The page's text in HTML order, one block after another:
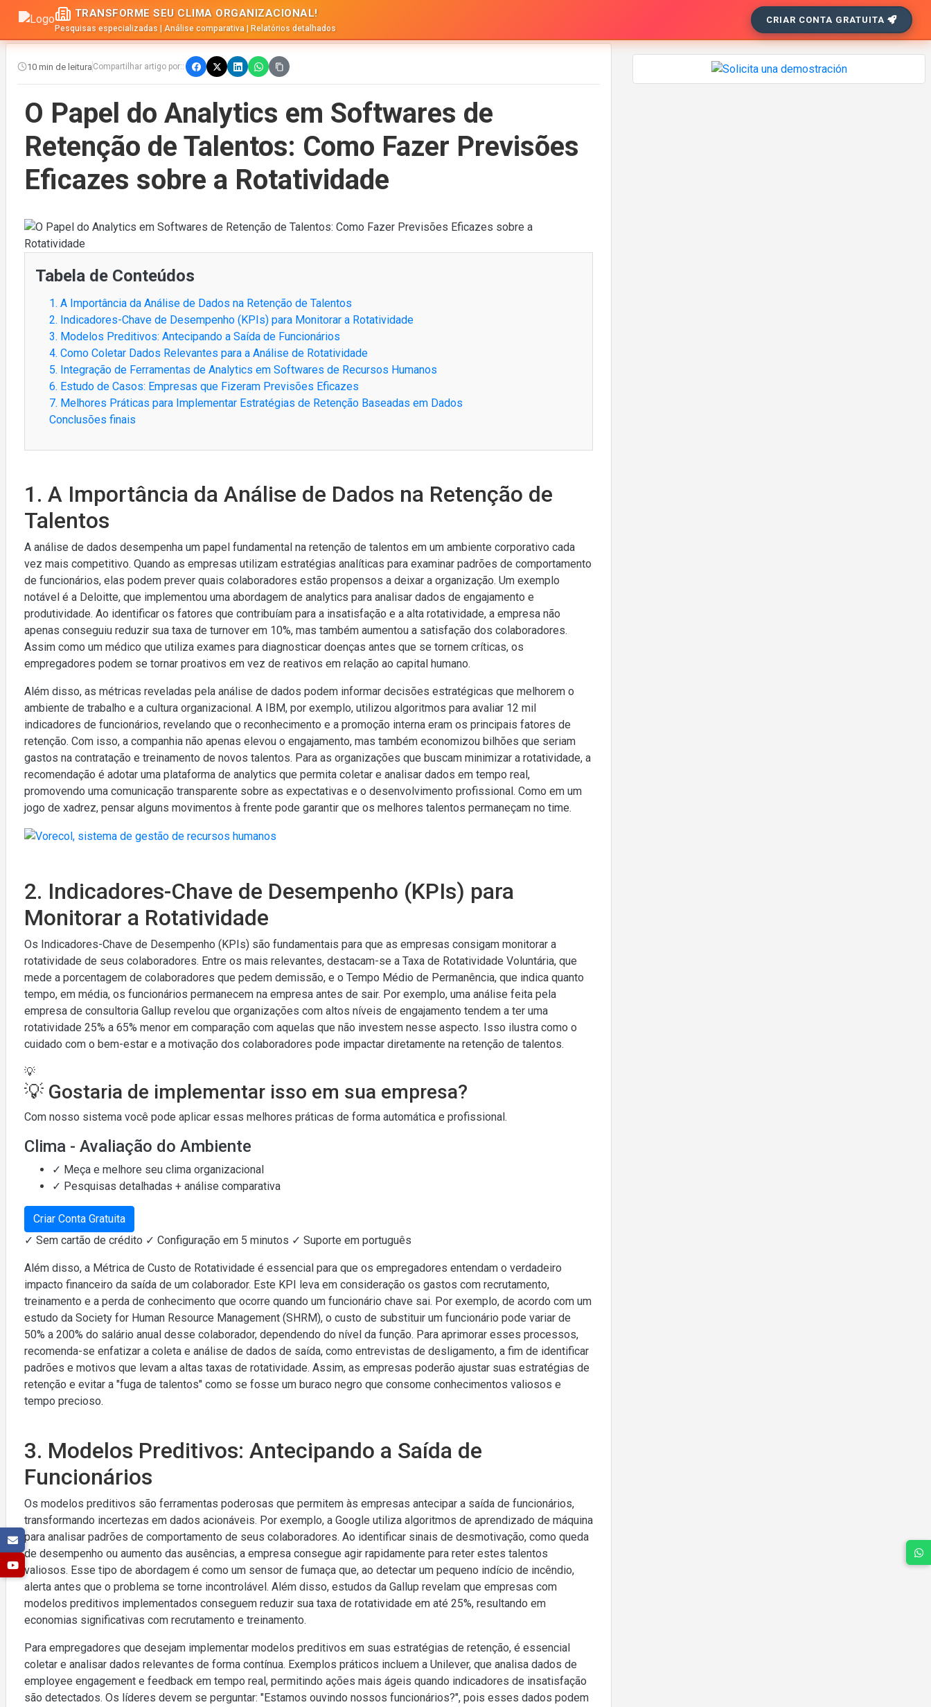
TRANSFORME SEU CLIMA ORGANIZACIONAL!
Pesquisas especializadas | Análise comparativa | Relatórios detalhados
CRIAR CONTA GRATUITA
10 min de leitura Compartilhar artigo por::
O Papel do Analytics em Softwares de
Retenção de Talentos: Como Fazer Previsões
Eficazes sobre a Rotatividade
Tabela de Conteúdos
1. A Importância da Análise de Dados na Retenção de Talentos
2. Indicadores-Chave de Desempenho (KPIs) para Monitorar a Rotatividade
3. Modelos Preditivos: Antecipando a Saída de Funcionários
4. Como Coletar Dados Relevantes para a Análise de Rotatividade
5. Integração de Ferramentas de Analytics em Softwares de Recursos Humanos
6. Estudo de Casos: Empresas que Fizeram Previsões Eficazes
7. Melhores Práticas para Implementar Estratégias de Retenção Baseadas em Dados
Conclusões finais
1. A Importância da Análise de Dados na Retenção de
Talentos
A análise de dados desempenha um papel fundamental na retenção de talentos em um ambiente corporativo cada
vez mais competitivo. Quando as empresas utilizam estratégias analíticas para examinar padrões de comportamento
de funcionários, elas podem prever quais colaboradores estão propensos a deixar a organização. Um exemplo
notável é a Deloitte, que implementou uma abordagem de analytics para analisar dados de engajamento e
produtividade. Ao identificar os fatores que contribuíam para a insatisfação e a alta rotatividade, a empresa não
apenas conseguiu reduzir sua taxa de turnover em 10%, mas também aumentou a satisfação dos colaboradores.
Assim como um médico que utiliza exames para diagnosticar doenças antes que se tornem críticas, os
empregadores podem se tornar proativos em vez de reativos em relação ao capital humano.
Além disso, as métricas reveladas pela análise de dados podem informar decisões estratégicas que melhorem o
ambiente de trabalho e a cultura organizacional. A IBM, por exemplo, utilizou algoritmos para avaliar 12 mil
indicadores de funcionários, revelando que o reconhecimento e a promoção interna eram os principais fatores de
retenção. Com isso, a companhia não apenas elevou o engajamento, mas também economizou bilhões que seriam
gastos na contratação e treinamento de novos talentos. Para as organizações que buscam minimizar a rotatividade, a
recomendação é adotar uma plataforma de analytics que permita coletar e analisar dados em tempo real,
promovendo uma comunicação transparente sobre as expectativas e o desenvolvimento profissional. Como em um
jogo de xadrez, pensar alguns movimentos à frente pode garantir que os melhores talentos permaneçam no time.
2. Indicadores-Chave de Desempenho (KPIs) para
Monitorar a Rotatividade
Os Indicadores-Chave de Desempenho (KPIs) são fundamentais para que as empresas consigam monitorar a
rotatividade de seus colaboradores. Entre os mais relevantes, destacam-se a Taxa de Rotatividade Voluntária, que
mede a porcentagem de colaboradores que pedem demissão, e o Tempo Médio de Permanência, que indica quanto
tempo, em média, os funcionários permanecem na empresa antes de sair. Por exemplo, uma análise feita pela
empresa de consultoria Gallup revelou que organizações com altos níveis de engajamento tendem a ter uma
rotatividade 25% a 65% menor em comparação com aquelas que não investem nesse aspecto. Isso ilustra como o
cuidado com o bem-estar e a motivação dos colaboradores pode impactar diretamente na retenção de talentos.
💡
💡 Gostaria de implementar isso em sua empresa?
Com nosso sistema você pode aplicar essas melhores práticas de forma automática e profissional.
Clima - Avaliação do Ambiente
✓ Meça e melhore seu clima organizacional
✓ Pesquisas detalhadas + análise comparativa
Criar Conta Gratuita
✓ Sem cartão de crédito ✓ Configuração em 5 minutos ✓ Suporte em português
Além disso, a Métrica de Custo de Rotatividade é essencial para que os empregadores entendam o verdadeiro
impacto financeiro da saída de um colaborador. Este KPI leva em consideração os gastos com recrutamento,
treinamento e a perda de conhecimento que ocorre quando um funcionário chave sai. Por exemplo, de acordo com um
estudo da Society for Human Resource Management (SHRM), o custo de substituir um funcionário pode variar de
50% a 200% do salário anual desse colaborador, dependendo do nível da função. Para aprimorar esses processos,
recomenda-se enfatizar a coleta e análise de dados de saída, como entrevistas de desligamento, a fim de identificar
padrões e motivos que levam a altas taxas de rotatividade. Assim, as empresas poderão ajustar suas estratégias de
retenção e evitar a "fuga de talentos" como se fosse um buraco negro que consome conhecimentos valiosos e
tempo precioso.
3. Modelos Preditivos: Antecipando a Saída de
Funcionários
Os modelos preditivos são ferramentas poderosas que permitem às empresas antecipar a saída de funcionários,
transformando incertezas em dados acionáveis. Por exemplo, a Google utiliza algoritmos de aprendizado de máquina
para analisar padrões de comportamento de seus colaboradores. Ao identificar sinais de desmotivação, como queda
de desempenho ou aumento das ausências, a empresa consegue agir rapidamente para reter estes talentos
valiosos. Esse tipo de abordagem é como um sensor de fumaça que, ao detectar um pequeno indício de incêndio,
alerta antes que o problema se torne incontrolável. Além disso, estudos da Gallup revelam que empresas com
modelos preditivos implementados conseguem reduzir sua taxa de rotatividade em até 25%, resultando em
economias significativas com recrutamento e treinamento.
Para empregadores que desejam implementar modelos preditivos em suas estratégias de retenção, é essencial
coletar e analisar dados relevantes de forma contínua. Exemplos práticos incluem a Unilever, que analisa dados de
employee engagement e feedback em tempo real, permitindo ações mais ágeis quando indicadores de insatisfação
são detectados. Os líderes devem se perguntar: "Estamos ouvindo nossos funcionários?", pois esses dados podem